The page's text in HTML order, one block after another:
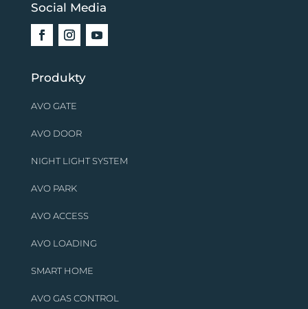
Social Media
Produkty
AVO GATE
AVO DOOR
NIGHT LIGHT SYSTEM
AVO PARK
AVO ACCESS
AVO LOADING
SMART HOME
AVO GAS CONTROL